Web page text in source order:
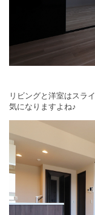
リビングと洋室はスラ
気になりますよね♪